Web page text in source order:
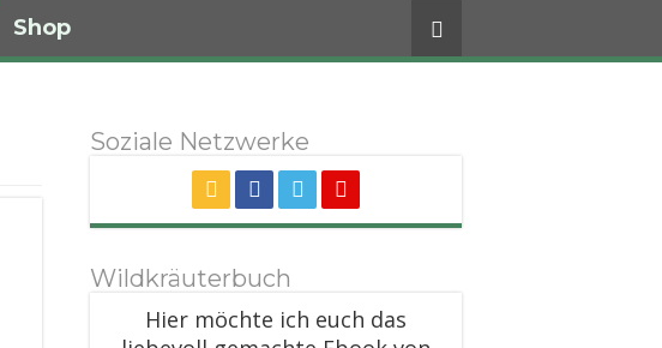
Shop
Soziale Netzwerke
Wildkräuterbuch
Hier möchte ich euch das